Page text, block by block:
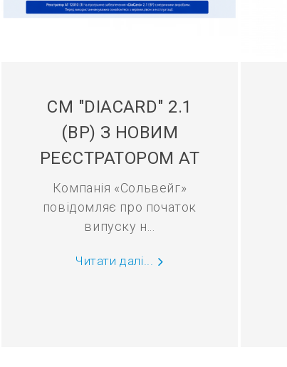
СМ "DIACARD" 2.1
(BP) З НОВИМ
РЕЄСТРАТОРОМ АТ
Компанія «Сольвейг»
повідомляє про початок
випуску н...
Читати далі...